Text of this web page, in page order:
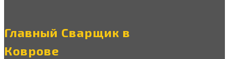
Главный Сварщик в
Коврове